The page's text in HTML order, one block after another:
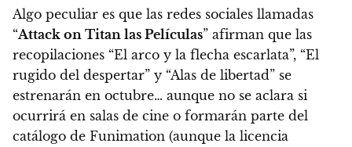
Algo peculiar es que las redes sociales llamadas
“Attack on Titan las Películas” afirman que las
recopilaciones “El arco y la flecha escarlata”, “El
rugido del despertar” y “Alas de libertad” se
estrenarán en octubre… aunque no se aclara si
ocurrirá en salas de cine o formarán parte del
catálogo de Funimation (aunque la licencia